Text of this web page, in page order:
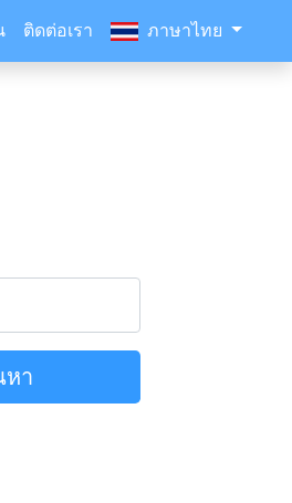
ติดต่อเรา ภาษาไทย
หา